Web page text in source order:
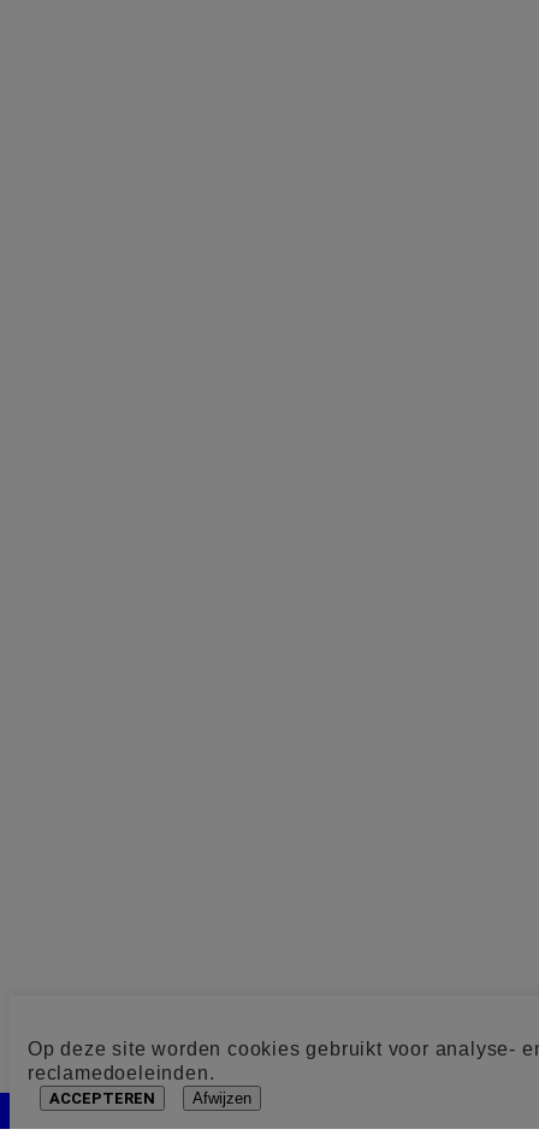
Op deze site worden cookies gebruikt voor analyse-
reclamedoeleinden.
ACCEPTEREN Afwijzen
Cookie toestemming